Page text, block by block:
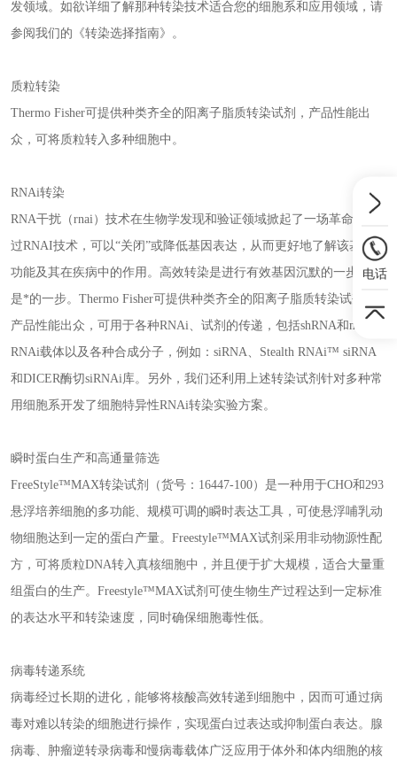
发领域。如欲详细了解那种转染技术适合您的细胞系和应用领域，请
参阅我们的《转染选择指南》。
质粒转染
Thermo Fisher可提供种类齐全的阳离子脂质转染试剂，产品性能出
众，可将质粒转入多种细胞中。
RNAi转染
RNA干扰（rnai）技术在生物学发现和验证领域掀起了一场革命。通
过RNAI技术，可以“关闭”或降低基因表达，从而更好地了解该基因的
功能及其在疾病中的作用。高效转染是进行有效基因沉默的一步，也
是*的一步。Thermo Fisher可提供种类齐全的阳离子脂质转染试剂，
产品性能出众，可用于各种RNAi、试剂的传递，包括shRNA和miR
RNAi载体以及各种合成分子，例如：siRNA、Stealth RNAi™ siRNA
和DICER酶切siRNAi库。另外，我们还利用上述转染试剂针对多种常
用细胞系开发了细胞特异性RNAi转染实验方案。
瞬时蛋白生产和高通量筛选
FreeStyle™MAX转染试剂（货号：16447-100）是一种用于CHO和293
悬浮培养细胞的多功能、规模可调的瞬时表达工具，可使悬浮哺乳动
物细胞达到一定的蛋白产量。Freestyle™MAX试剂采用非动物源性配
方，可将质粒DNA转入真核细胞中，并且便于扩大规模，适合大量重
组蛋白的生产。Freestyle™MAX试剂可使生物生产过程达到一定标准
的表达水平和转染速度，同时确保细胞毒性低。
病毒转递系统
病毒经过长期的进化，能够将核酸高效转递到细胞中，因而可通过病
毒对难以转染的细胞进行操作，实现蛋白过表达或抑制蛋白表达。腺
病毒、肿瘤逆转录病毒和慢病毒载体广泛应用于体外和体内细胞的核
电话